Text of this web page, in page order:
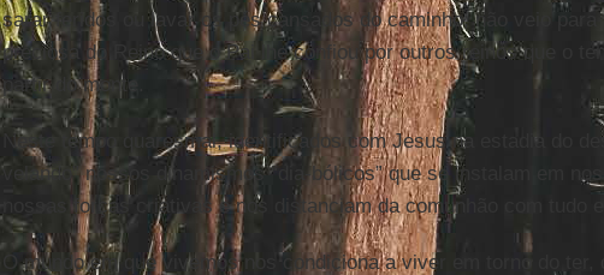
sarar feridos ou lavar os pés cansados do caminho; não veio para
preciosa do Reino que o Pai lhe confiou por outros reinos que o
partir do monte.
Neste tempo quaresmal, identificados com Jesus na estadia do
velando” nossos dinamismos “dia-bólicos” que se instalam em
nossas forças criativas e nos distanciam da comunhão com tudo
O mundo em que vivemos nos condiciona a viver em torno do ter,